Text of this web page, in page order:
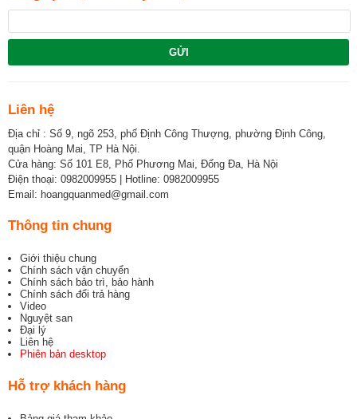
GỬI
Liên hệ
Địa chỉ : Số 9, ngõ 253, phố Định Công Thượng, phường Định Công,
quận Hoàng Mai, TP Hà Nội.
Cửa hàng: Số 101 E8, Phố Phương Mai, Đống Đa, Hà Nội
Điện thoại: 0982009955 | Hotline: 0982009955
Email: hoangquanmed@gmail.com
Thông tin chung
Giới thiệu chung
Chính sách vận chuyển
Chính sách bảo trì, bảo hành
Chính sách đổi trả hàng
Video
Nguyệt san
Đại lý
Liên hệ
Phiên bản desktop
Hỗ trợ khách hàng